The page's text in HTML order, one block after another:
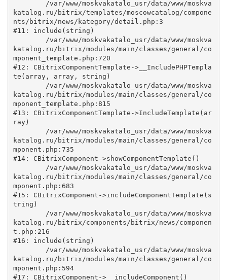
katalog.ru/bitrix/templates/moscowcatalog/compone
nts/bitrix/news/kategory/detail.php:3
#11: include(string)
katalog.ru/bitrix/modules/main/classes/general/co
mponent_template.php:720
#12: CBitrixComponentTemplate->__IncludePHPTempla
te(array, array, string)
katalog.ru/bitrix/modules/main/classes/general/co
mponent_template.php:815
#13: CBitrixComponentTemplate->IncludeTemplate(ar
ray)
katalog.ru/bitrix/modules/main/classes/general/co
mponent.php:735
#14: CBitrixComponent->showComponentTemplate()
katalog.ru/bitrix/modules/main/classes/general/co
mponent.php:683
#15: CBitrixComponent->includeComponentTemplate(s
tring)
katalog.ru/bitrix/components/bitrix/news/componen
t.php:216
#16: include(string)
katalog.ru/bitrix/modules/main/classes/general/co
mponent.php:594
#17: CBitrixComponent->__includeComponent()